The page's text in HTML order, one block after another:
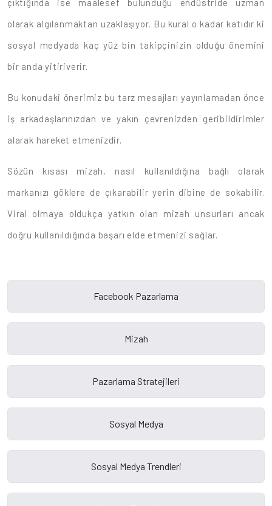
çıktığında ise maalesef bulunduğu endüstride uzman
olarak algılanmaktan uzaklaşıyor. Bu kural o kadar katıdır ki
sosyal medyada kaç yüz bin takipçinizin olduğu önemini
bir anda yitiriverir.
Bu konudaki önerimiz bu tarz mesajları yayınlamadan önce
iş arkadaşlarınızdan ve yakın çevrenizden geribildirimler
alarak hareket etmenizdir.
Sözün kısası mizah, nasıl kullanıldığına bağlı olarak
markanızı göklere de çıkarabilir yerin dibine de sokabilir.
Viral olmaya oldukça yatkın olan mizah unsurları ancak
doğru kullanıldığında başarı elde etmenizi sağlar.